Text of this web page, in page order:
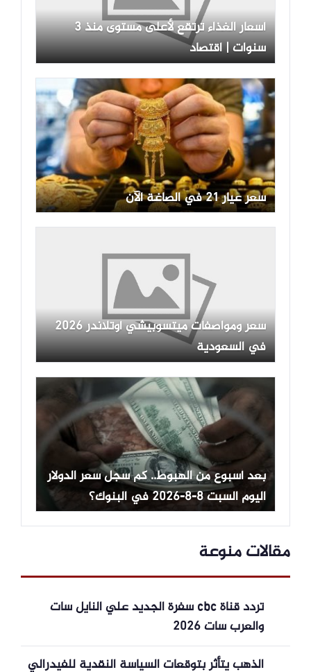
أسعار الغذاء ترتقع لأعلى مستوى منذ 3
سنوات | اقتصاد
سعر عيار 21 في الصاغة الآن
سعر ومواصفات ميتسوبيشي أوتلاندر 2026
في السعودية
بعد أسبوع من الهبوط.. كم سجل سعر الدولار
اليوم السبت 8-8-2026 في البنوك؟
مقالات منوعة
تردد قناة cbc سفرة الجديد علي النايل سات
والعرب سات 2026
الذهب يتأثر بتوقعات السياسة النقدية للفيدرالي